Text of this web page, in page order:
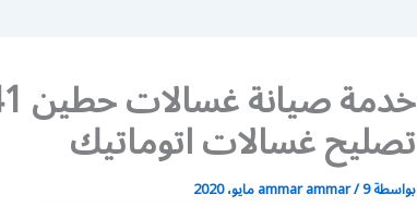
تصليح غسالات اتوماتيك
بواسطة ammar ammar/9 مايو، 2020